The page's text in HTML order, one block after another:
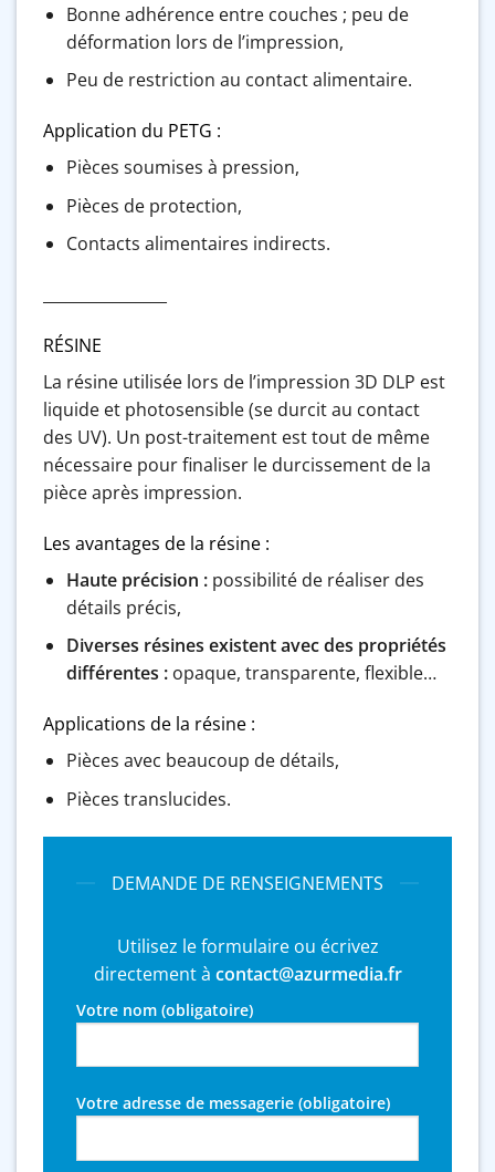
Bonne adhérence entre couches ; peu de
déformation lors de l’impression,
Peu de restriction au contact alimentaire.
Application du PETG :
Pièces soumises à pression,
Pièces de protection,
Contacts alimentaires indirects.
RÉSINE
La résine utilisée lors de l’impression 3D DLP est
liquide et photosensible (se durcit au contact
des UV). Un post-traitement est tout de même
nécessaire pour finaliser le durcissement de la
pièce après impression.
Les avantages de la résine : ​
Haute précision :possibilité de réaliser des
détails précis,
Diverses résines existent avec des propriétés
différentes :opaque, transparente, flexible…
Applications de la résine :
Pièces avec beaucoup de détails,
Pièces translucides.
DEMANDE DE RENSEIGNEMENTS
Utilisez le formulaire ou écrivez
directement à contact@azurmedia.fr
Votre nom (obligatoire)
Votre adresse de messagerie (obligatoire)